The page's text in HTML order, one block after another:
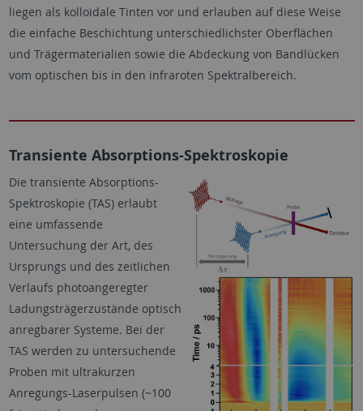
liegen als kolloidale Tinten vor und erlauben auf diese Weise
die einfache Beschichtung unterschiedlichster Oberflächen
und Trägermaterialien sowie die Abdeckung von Bandlücken
vom optischen bis in den infraroten Spektralbereich.
Transiente Absorptions-Spektroskopie
Die transiente Absorptions-
Spektroskopie (TAS) erlaubt
eine umfassende
Untersuchung der Art, des
Ursprungs und des zeitlichen
Verlaufs photoangeregter
Ladungsträgerzustände optisch
anregbarer Systeme. Bei der
TAS werden zu untersuchende
Proben mit ultrakurzen
Anregungs-Laserpulsen (~100